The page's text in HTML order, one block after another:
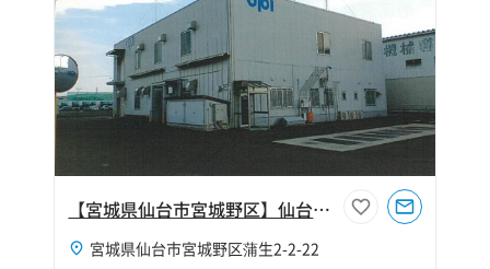
【宮城県仙台市宮城野区】仙台市宮城野区蒲生2丁目297坪工場
宮城県仙台市宮城野区蒲生2-2-22